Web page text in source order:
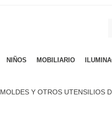
NIÑOS MOBILIARIO
MOLDES Y OTROS UTENSILIOS